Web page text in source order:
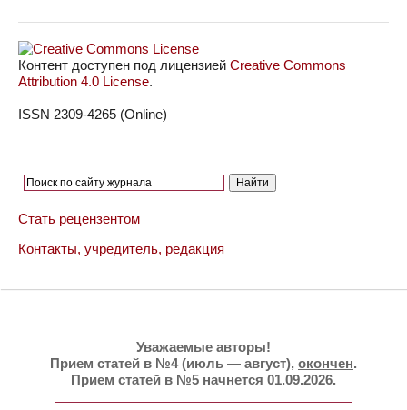
Контент доступен под лицензией Creative Commons
Attribution 4.0 License.
ISSN 2309-4265 (Online)
Стать рецензентом
Контакты, учредитель, редакция
Уважаемые авторы!
Прием статей в №4 (июль — август), окончен.
Прием статей в №5 начнется 01.09.2026.